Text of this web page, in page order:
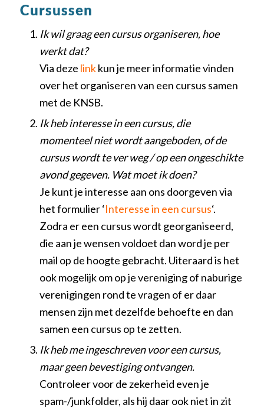
Cursussen
Ik wil graag een cursus organiseren, hoe
werkt dat?
Via deze linkkun je meer informatie vinden
over het organiseren van een cursus samen
met de KNSB.
Ik heb interesse in een cursus, die
momenteel niet wordt aangeboden, of de
cursus wordt te ver weg / op een ongeschikte
avond gegeven. Wat moet ik doen?
Je kunt je interesse aan ons doorgeven via
het formulier ‘Interesse in een cursus‘.
Zodra er een cursus wordt georganiseerd,
die aan je wensen voldoet dan word je per
mail op de hoogte gebracht. Uiteraard is het
ook mogelijk om op je vereniging of naburige
verenigingen rond te vragen of er daar
mensen zijn met dezelfde behoefte en dan
samen een cursus op te zetten.
Ik heb me ingeschreven voor een cursus,
maar geen bevestiging ontvangen.
Controleer voor de zekerheid even je
spam-/junkfolder, als hij daar ook niet in zit